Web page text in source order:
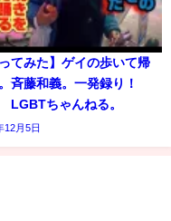
ってみた】ゲイの歩いて帰
斉藤和義。一発録り！
LGBTちゃんねる。
12月5日